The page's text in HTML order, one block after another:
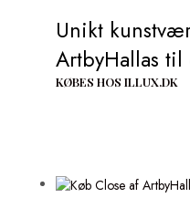
Unikt
ArtbyHallas
KØBES HOS ILLUX.DK